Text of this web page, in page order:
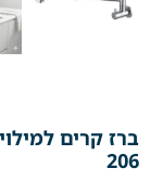
ברז קרים
206